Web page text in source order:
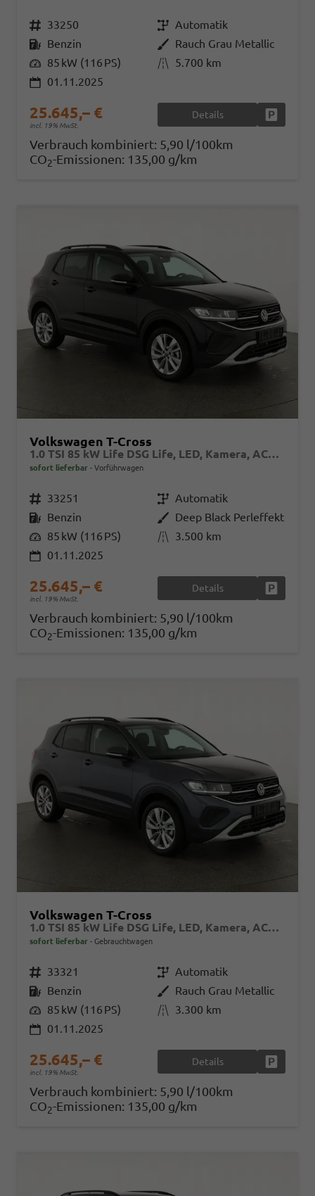
Fahrzeugnr. 33250 GetriebeAutomatik
Kraftstoff Benzin AußenfarbeRauch Grau Metallic
Leistung 85 kW (116 PS) Kilometerstand 5.700 km
01.11.2025
25.645,– €
incl. 19% MwSt.
Details
Verbrauch kombiniert: 5,90 l/100km
CO2-Emissionen: 135,00 g/km
Volkswagen T-Cross
1.0 TSI 85 kW Life DSG Life, LED, Kamera, ACC, Side, Winter, 17-Zoll, 3-J. Garantie
sofort lieferbar Vorführwagen
Fahrzeugnr. 33251 GetriebeAutomatik
Kraftstoff Benzin AußenfarbeDeep Black Perleffekt
Leistung 85 kW (116 PS) Kilometerstand 3.500 km
01.11.2025
25.645,– €
incl. 19% MwSt.
Details
Verbrauch kombiniert: 5,90 l/100km
CO2-Emissionen: 135,00 g/km
Volkswagen T-Cross
1.0 TSI 85 kW Life DSG Life, LED, Kamera, ACC, Side, Winter, 17-Zoll, 3-J. Garantie
sofort lieferbar Gebrauchtwagen
Fahrzeugnr. 33321 GetriebeAutomatik
Kraftstoff Benzin AußenfarbeRauch Grau Metallic
Leistung 85 kW (116 PS) Kilometerstand 3.300 km
01.11.2025
25.645,– €
incl. 19% MwSt.
Details
Verbrauch kombiniert: 5,90 l/100km
CO2-Emissionen: 135,00 g/km